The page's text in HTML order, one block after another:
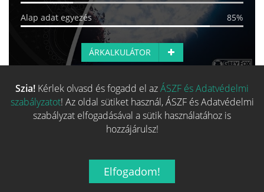
Alap adat egyezés 85%
ÁRKALKULÁTOR
Több hasonló játék keresése
Szia! Kérlek olvasd és fogadd el azÁSZF és Adatvédelmi
szabályzatot! Az oldal sütiket használ, ÁSZF és Adatvédelmi
szabályzat elfogadásával a sütik használatához is
hozzájárulsz!
Elfogadom!